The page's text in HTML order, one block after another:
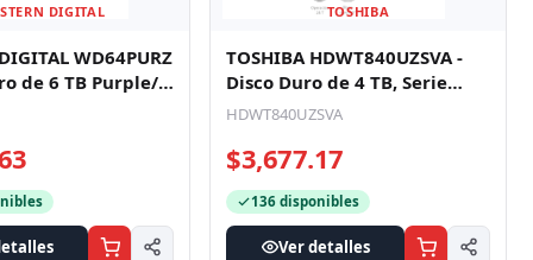
DIGITAL
WD64PURZ
de 6 TB Purple/
Videovigilan
TOSHIBA
TOSHIBA HDWT840UZSVA -
Disco Duro de 4 TB, Serie
S300 especial para
HDWT840UZSVA
$3,677.17
136 disponibles
Ver detalles